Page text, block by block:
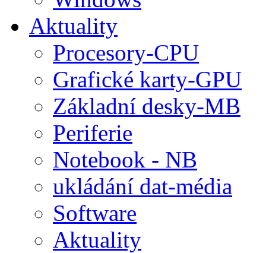
Aktuality
Procesory-CPU
Grafické karty-GPU
Základní desky-MB
Periferie
Notebook - NB
ukládání dat-média
Software
Aktuality